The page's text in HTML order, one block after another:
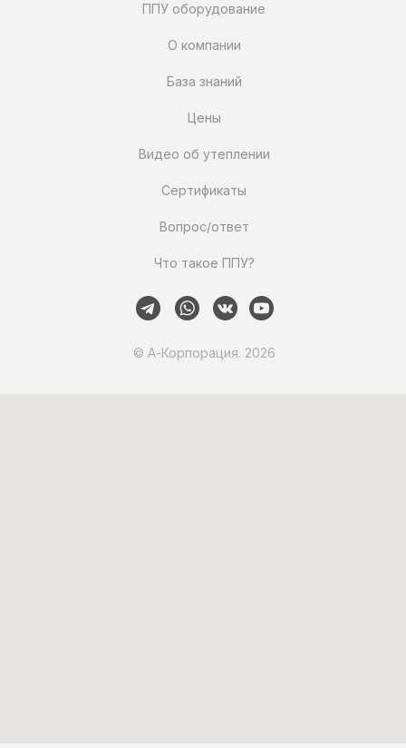
Что такое ППУ?
Вопрос/ответ
Сертификаты
Видео об утеплении
ППУ оборудование
О компании
База знаний
Цены
© А-Корпорация. 2026